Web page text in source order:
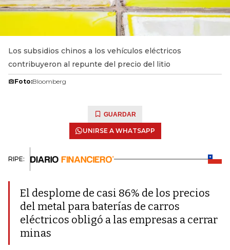
Los subsidios chinos a los vehículos eléctricos
contribuyeron al repunte del precio del litio
Foto:Bloomberg
GUARDAR
UNIRSE A WHATSAPP
RIPE:
El desplome de casi 86% de los precios
del metal para baterías de carros
eléctricos obligó a las empresas a cerrar
minas